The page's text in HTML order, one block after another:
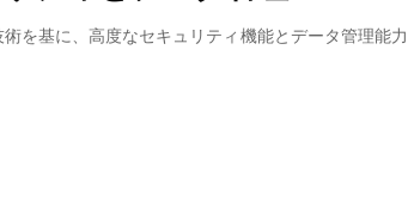
を基に、高度なセキュリティ機能とデータ管理